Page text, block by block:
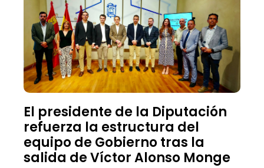
El presidente de la Diputación
refuerza la estructura del
equipo de Gobierno tras la
salida de Víctor Alonso Monge